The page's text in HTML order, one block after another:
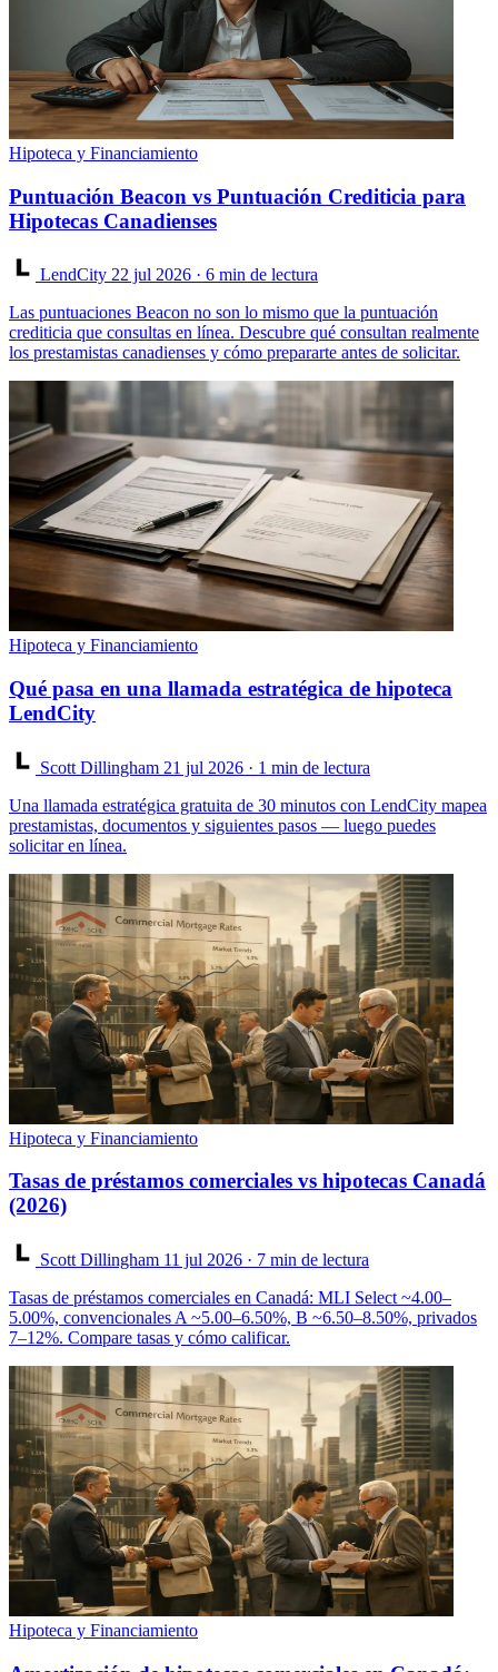
Hipoteca y Financiamiento
Puntuación Beacon vs Puntuación Crediticia para
Hipotecas Canadienses
LendCity 22 jul 2026 · 6 min de lectura
Las puntuaciones Beacon no son lo mismo que la puntuación
crediticia que consultas en línea. Descubre qué consultan realmente
los prestamistas canadienses y cómo prepararte antes de solicitar.
Hipoteca y Financiamiento
Qué pasa en una llamada estratégica de hipoteca
LendCity
Scott Dillingham 21 jul 2026 · 1 min de lectura
Una llamada estratégica gratuita de 30 minutos con LendCity mapea
prestamistas, documentos y siguientes pasos — luego puedes
solicitar en línea.
Hipoteca y Financiamiento
Tasas de préstamos comerciales vs hipotecas Canadá
(2026)
Scott Dillingham 11 jul 2026 · 7 min de lectura
Tasas de préstamos comerciales en Canadá: MLI Select ~4.00–
5.00%, convencionales A ~5.00–6.50%, B ~6.50–8.50%, privados
7–12%. Compare tasas y cómo calificar.
Hipoteca y Financiamiento